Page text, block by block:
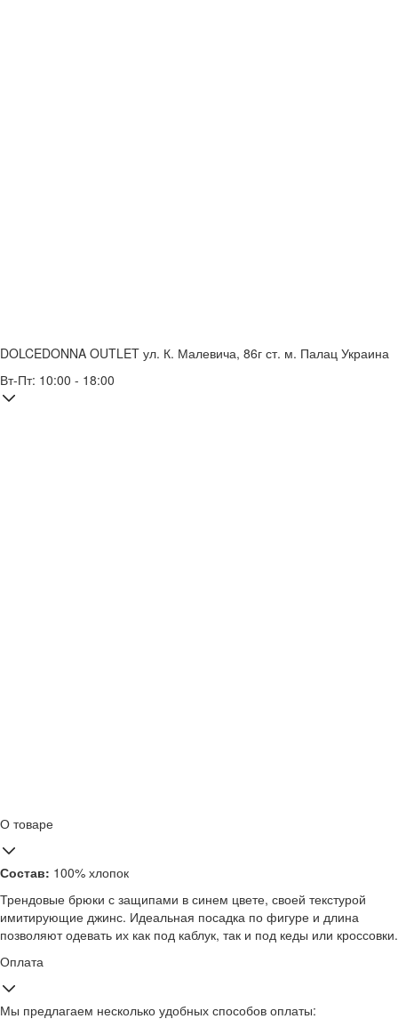
DOLCEDONNA OUTLET ул. К. Малевича, 86г ст. м. Палац Украина
Вт-Пт: 10:00 - 18:00
О товаре
Состав: 100% хлопок
Трендовые брюки с защипами в синем цвете, своей текстурой
имитирующие джинс. Идеальная посадка по фигуре и длина
позволяют одевать их как под каблук, так и под кеды или кроссовки.
Оплата
Мы предлагаем несколько удобных способов оплаты: